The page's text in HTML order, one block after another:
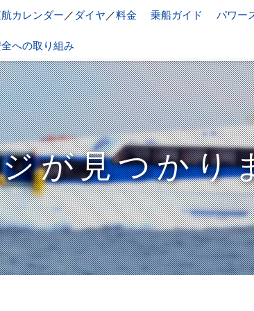
カレンダー ／ ダイヤ ／料金 乗船ガイド パワー
への取り組み
が見つかり